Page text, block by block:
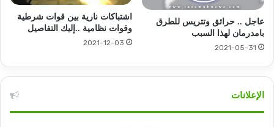
عاجل .. حرائق وتتريس للطرق
بامدرمان لهذا السبب
2021-05-31
اشتباكات نارية بين قوات شرطية
وقوات نظامية ..إليك التفاصيل
2021-12-03
الإعلانات